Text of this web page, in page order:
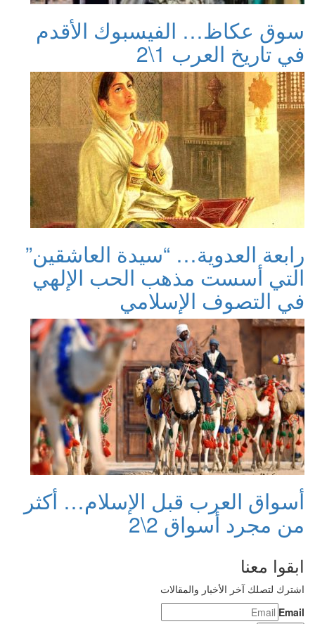
سوق عكاظ… الفيسبوك الأقدم
في تاريخ العرب 1\2
رابعة العدوية… “سيدة العاشقين”
التي أسست مذهب الحب الإلهي
في التصوف الإسلامي
أسواق العرب قبل الإسلام… أكثر
من مجرد أسواق 2\2
ابقوا معنا
اشترك لتصلك آخر الأخبار والمقالات
Email